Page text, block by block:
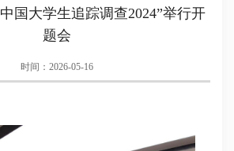
国大学生追踪调查2024”举行开
题会
时间：2026-05-16